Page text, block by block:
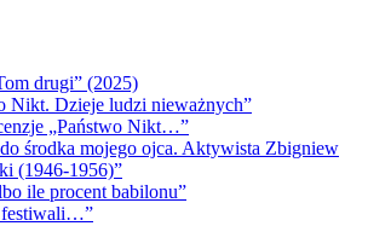
drugi” (2025)
Nikt. Dzieje ludzi nieważnych”
„Państwo Nikt…”
środka mojego ojca. Aktywista Zbigniew
(1946-1956)”
ile procent babilonu”
festiwali…”